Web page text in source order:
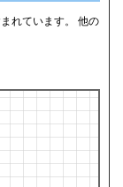
れています。 他の